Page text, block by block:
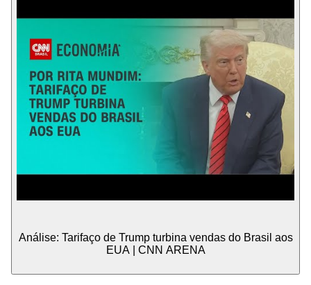
Análise: Tarifaço de Trump turbina vendas do Brasil aos
EUA | CNN ARENA